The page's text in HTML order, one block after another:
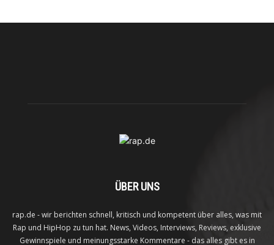
ÜBER UNS
rap.de - wir berichten schnell, kritisch und kompetent über alles, was mit
Rap und HipHop zu tun hat. News, Videos, Interviews, Reviews, exklusive
Gewinnspiele und meinungsstarke Kommentare - das alles gibt es in